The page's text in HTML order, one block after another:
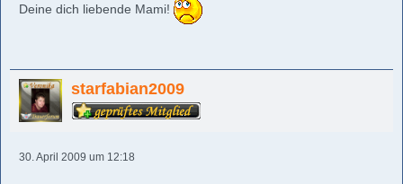
Deine dich liebende Mami!
starfabian2009
30. April 2009 um 12:18